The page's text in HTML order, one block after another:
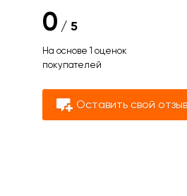
0 / 5
На основе 1 оценок
покупателей
Оставить свой отзыв